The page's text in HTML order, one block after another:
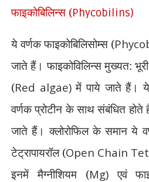
फाइकोबिलिन्स (Phycobilins)
ये वर्णक फाइकोबिलिसोम्स (
जाते हैं। फाइकोविलिन्स मुख्यत:
(Red algae)में पाये जाते हैं।
वर्णक प्रोटीन के साथ संबंधित होते
जाते हैं। क्लोरोफिल के समान ये
टेट्रापायरॉल (Open Chain
इनमें मैग्नीशियम (Mg)एवं